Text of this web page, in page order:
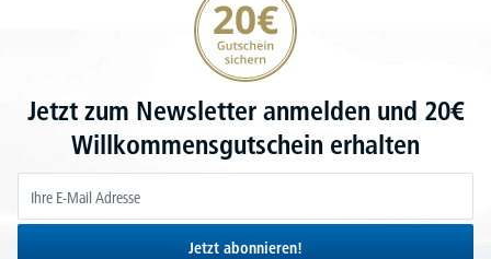
Jetzt zum Newsletter anmelden und 20€
Willkommensgutschein erhalten
Jetzt abonnieren!